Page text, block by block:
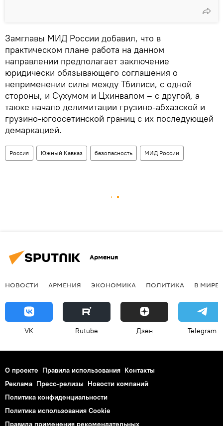
Замглавы МИД России добавил, что в
практическом плане работа на данном
направлении предполагает заключение
юридически обязывающего соглашения о
неприменении силы между Тбилиси, с одной
стороны, и Сухумом и Цхинвалом – с другой, а
также начало делимитации грузино-абхазской и
грузино-югоосетинской границ с их последующей
демаркацией.
Россия Южный Кавказ безопасность МИД России
Армения
НОВОСТИ АРМЕНИЯ ЭКОНОМИКА ПОЛИТИКА В МИРЕ
VK Rutube Дзен Telegram
О проекте Правила использования Контакты
Реклама Пресс-релизы Новости компаний
Политика конфиденциальности
Политика использования Cookie
Правила применения рекомендательных